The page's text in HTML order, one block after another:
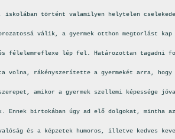
iskolában történt valamilyen helytelen
válik, a gyermek otthon megtorlást
és félelemreflexe lép fel. Határozottan tagadni
volna, rákényszerítette a gyermekét arra, hogy
amikor a gyermek szellemi képessége
Ennek birtokában úgy ad elő dolgokat, mintha
és a képzetek humoros, illetve kedves